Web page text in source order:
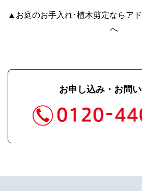
▲お庭のお手入れ･植木剪定ならア
へ
お申し込み・お問